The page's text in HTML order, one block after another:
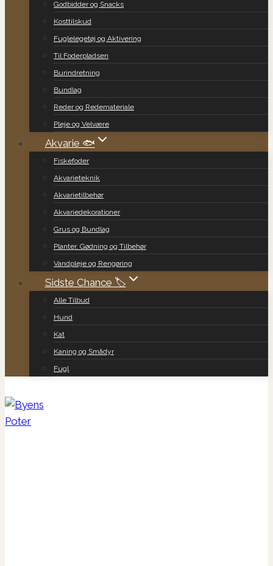
Godbidder og Snacks
Kosttilskud
Fuglelegetøj og Aktivering
Til Foderpladsen
Burindretning
Bundlag
Reder og Redemateriale
Pleje og Velvære
Akvarie 🐟
Fiskefoder
Akvarieteknik
Akvarietilbehør
Akvariedekorationer
Grus og Bundlag
Planter, Gødning og Tilbehør
Vandpleje og Rengøring
Sidste Chance 🏷️
Alle Tilbud
Hund
Kat
Kaning og Smådyr
Fugl